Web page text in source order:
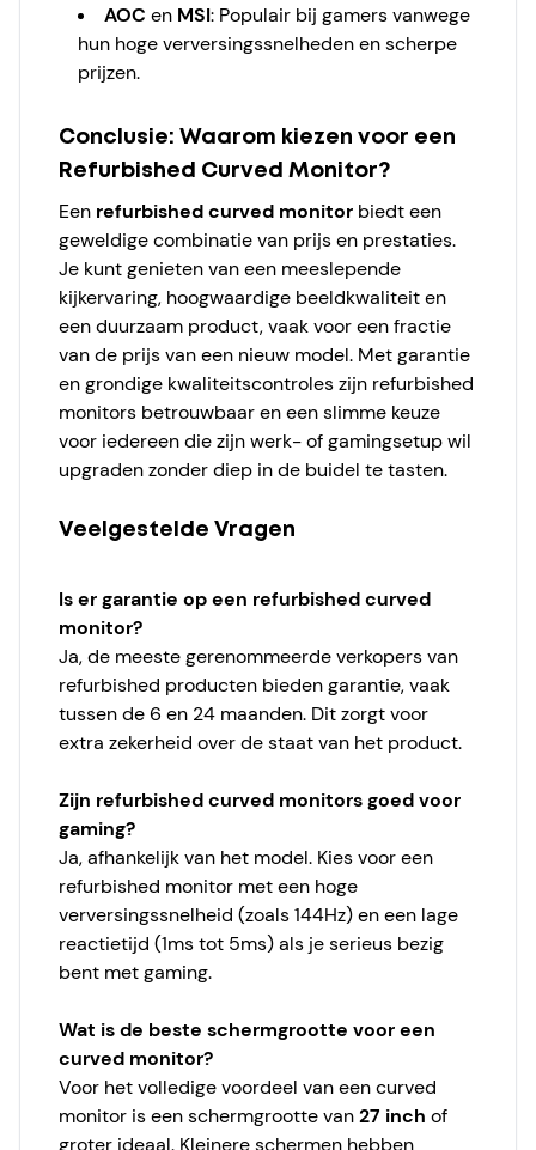
AOC en MSI: Populair bij gamers vanwege
hun hoge verversingssnelheden en scherpe
prijzen.
Conclusie: Waarom kiezen voor een
Refurbished Curved Monitor?
Een refurbished curved monitor biedt een
geweldige combinatie van prijs en prestaties.
Je kunt genieten van een meeslepende
kijkervaring, hoogwaardige beeldkwaliteit en
een duurzaam product, vaak voor een fractie
van de prijs van een nieuw model. Met garantie
en grondige kwaliteitscontroles zijn refurbished
monitors betrouwbaar en een slimme keuze
voor iedereen die zijn werk- of gamingsetup wil
upgraden zonder diep in de buidel te tasten.
Veelgestelde Vragen
Is er garantie op een refurbished curved
monitor?
Ja, de meeste gerenommeerde verkopers van
refurbished producten bieden garantie, vaak
tussen de 6 en 24 maanden. Dit zorgt voor
extra zekerheid over de staat van het product.
Zijn refurbished curved monitors goed voor
gaming?
Ja, afhankelijk van het model. Kies voor een
refurbished monitor met een hoge
verversingssnelheid (zoals 144Hz) en een lage
reactietijd (1ms tot 5ms) als je serieus bezig
bent met gaming.
Wat is de beste schermgrootte voor een
curved monitor?
Voor het volledige voordeel van een curved
monitor is een schermgrootte van27 inch of
groter ideaal. Kleinere schermen hebben